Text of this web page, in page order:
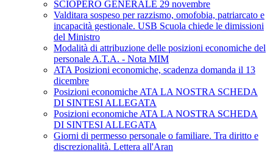
SCIOPERO GENERALE 29 novembre
Valditara sospeso per razzismo, omofobia, patriarcato e
incapacità gestionale. USB Scuola chiede le dimissioni
del Ministro
Modalità di attribuzione delle posizioni economiche del
personale A.T.A. - Nota MIM
ATA Posizioni economiche, scadenza domanda il 13
dicembre
Posizioni economiche ATA LA NOSTRA SCHEDA
DI SINTESI ALLEGATA
Posizioni economiche ATA LA NOSTRA SCHEDA
DI SINTESI ALLEGATA
Giorni di permesso personale o familiare. Tra diritto e
discrezionalità. Lettera all'Aran